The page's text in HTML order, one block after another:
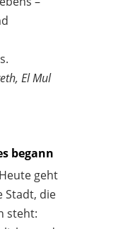
El Mul
begann
geht
Stadt, die
steht: